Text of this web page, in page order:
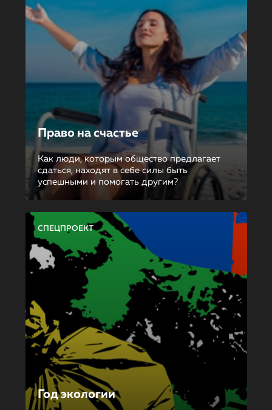
Право на счастье
Как люди, которым общество предлагает
сдаться, находят в себе силы быть
успешными и помогать другим?
СПЕЦПРОЕКТ
Год экологии